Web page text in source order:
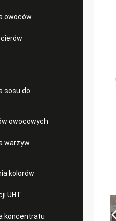
owoców
sosu do
owocowych
warzyw
kolorów
UHT
koncentratu